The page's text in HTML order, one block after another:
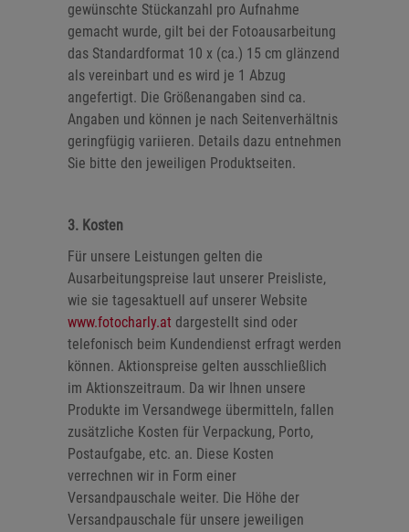
gewünschte Stückanzahl pro Aufnahme
gemacht wurde, gilt bei der Fotoausarbeitung
das Standardformat 10 x (ca.) 15 cm glänzend
als vereinbart und es wird je 1 Abzug
angefertigt. Die Größenangaben sind ca.
Angaben und können je nach Seitenverhältnis
geringfügig variieren. Details dazu entnehmen
Sie bitte den jeweiligen Produktseiten.
3. Kosten
Für unsere Leistungen gelten die
Ausarbeitungspreise laut unserer Preisliste,
wie sie tagesaktuell auf unserer Website
www.fotocharly.at dargestellt sind oder
telefonisch beim Kundendienst erfragt werden
können. Aktionspreise gelten ausschließlich
im Aktionszeitraum. Da wir Ihnen unsere
Produkte im Versandwege übermitteln, fallen
zusätzliche Kosten für Verpackung, Porto,
Postaufgabe, etc. an. Diese Kosten
verrechnen wir in Form einer
Versandpauschale weiter. Die Höhe der
Versandpauschale für unsere jeweiligen